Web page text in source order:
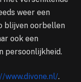
weer een
blijven oorbellen
ook een
persoonlijkheid.
www.divone.nl/.